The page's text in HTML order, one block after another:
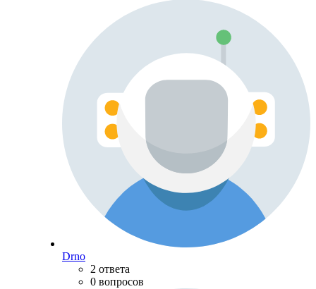
Drno
2 ответа
0 вопросов